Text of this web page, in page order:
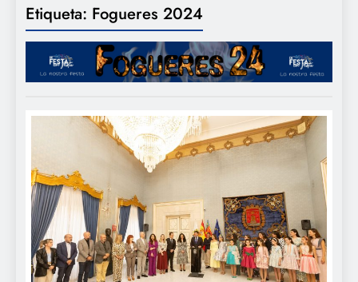
Etiqueta: Fogueres 2024